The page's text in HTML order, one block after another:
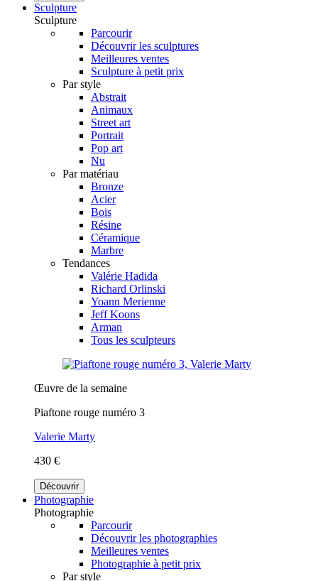
Sculpture
Sculpture
Parcourir
Découvrir les sculptures
Meilleures ventes
Sculpture à petit prix
Par style
Abstrait
Animaux
Street art
Portrait
Pop art
Nu
Par matériau
Bronze
Acier
Bois
Résine
Céramique
Marbre
Tendances
Valérie Hadida
Richard Orlinski
Yoann Merienne
Jeff Koons
Arman
Tous les sculpteurs
Œuvre de la semaine
Piaftone rouge numéro 3
Valerie Marty
430 €
Découvrir
Photographie
Photographie
Parcourir
Découvrir les photographies
Meilleures ventes
Photographie à petit prix
Par style